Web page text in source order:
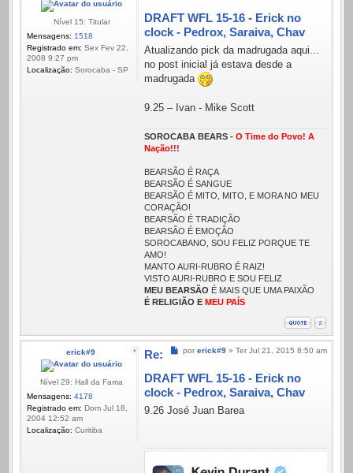
Nível 15: Titular
Mensagens: 1518
Registrado em: Sex Fev 22,
2008 9:27 pm
Localização: Sorocaba - SP
DRAFT WFL 15-16 - Erick no
clock - Pedrox, Saraiva, Chav
Atualizando pick da madrugada aqui...
no post inicial já estava desde a
madrugada
9.25 – Ivan - Mike Scott
SOROCABA BEARS - O Time do Povo! A
Nação!!!
BEARSÃO É RAÇA
BEARSÃO É SANGUE
BEARSÃO É MITO, MITO, E MORA NO MEU
CORAÇÃO!
BEARSÃO É TRADIÇÃO
BEARSÃO É EMOÇÃO
SOROCABANO, SOU FELIZ PORQUE TE
AMO!
MANTO AURI-RUBRO É RAIZ!
VISTO AURI-RUBRO E SOU FELIZ
MEU BEARSÃO É MAIS QUE UMA PAIXÃO
É RELIGIÃO E MEU PAÍS
erick#9
Nível 29: Hall da Fama
Mensagens: 4178
Registrado em: Dom Jul 18,
2004 12:52 am
Localização: Curitiba
Mensagem
por erick#9 » Ter Jul 21, 2015 8:50 am
Re:
DRAFT WFL 15-16 - Erick no
clock - Pedrox, Saraiva, Chav
9.26 José Juan Barea